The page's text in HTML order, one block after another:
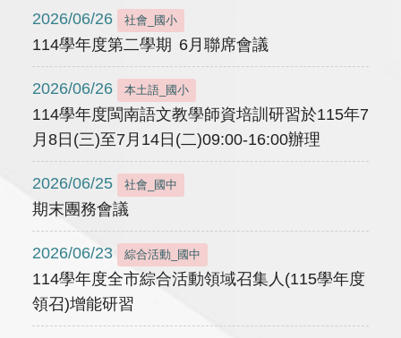
2026/06/26 社會_國小
114學年度第二學期 6月聯席會議
2026/06/26 本土語_國小
114學年度閩南語文教學師資培訓研習於115年7
月8日(三)至7月14日(二)09:00-16:00辦理
2026/06/25 社會_國中
期末團務會議
2026/06/23 綜合活動_國中
114學年度全市綜合活動領域召集人(115學年度
領召)增能研習